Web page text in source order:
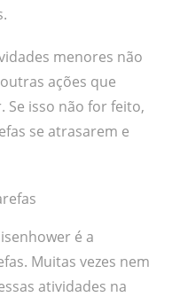
menores não
ações que
isso não for feito,
se atrasarem e
é a
Muitas vezes nem
atividades na